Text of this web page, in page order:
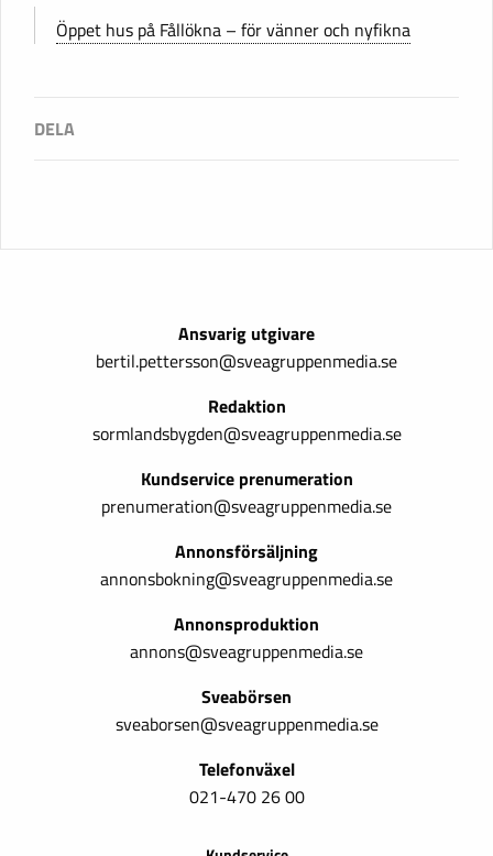
Öppet hus på Fållökna – för vänner och nyfikna
Ansvarig utgivare
bertil.pettersson@sveagruppenmedia.se
Redaktion
sormlandsbygden@sveagruppenmedia.se
Kundservice prenumeration
prenumeration@sveagruppenmedia.se
Annonsförsäljning
annonsbokning@sveagruppenmedia.se
Annonsproduktion
annons@sveagruppenmedia.se
Sveabörsen
sveaborsen@sveagruppenmedia.se
Telefonväxel
021-470 26 00